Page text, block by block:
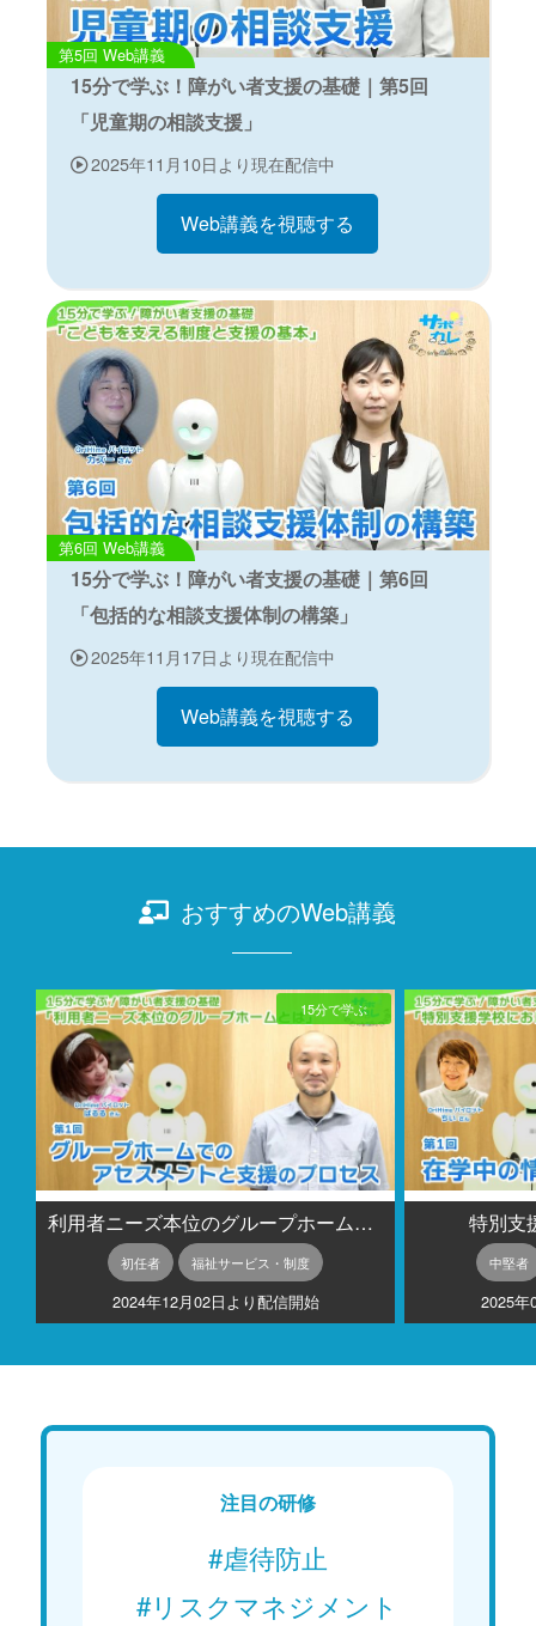
Web講義
15分で学ぶ！障がい者支援の基礎｜第5回
「児童期の相談支援」
2025年11月10日より現在配信中
Web講義を視聴する
Web講義
15分で学ぶ！障がい者支援の基礎｜第6回
「包括的な相談支援体制の構築」
2025年11月17日より現在配信中
Web講義を視聴する
おすすめのWeb講義
15分で学ぶ
利用者ニーズ本位のグループホームとは
初任者 福祉サービス・制度
2024年12月02日より配信開始
特別支
中堅者
2025年
注目の研修
#虐待防止
#リスクマネジメント